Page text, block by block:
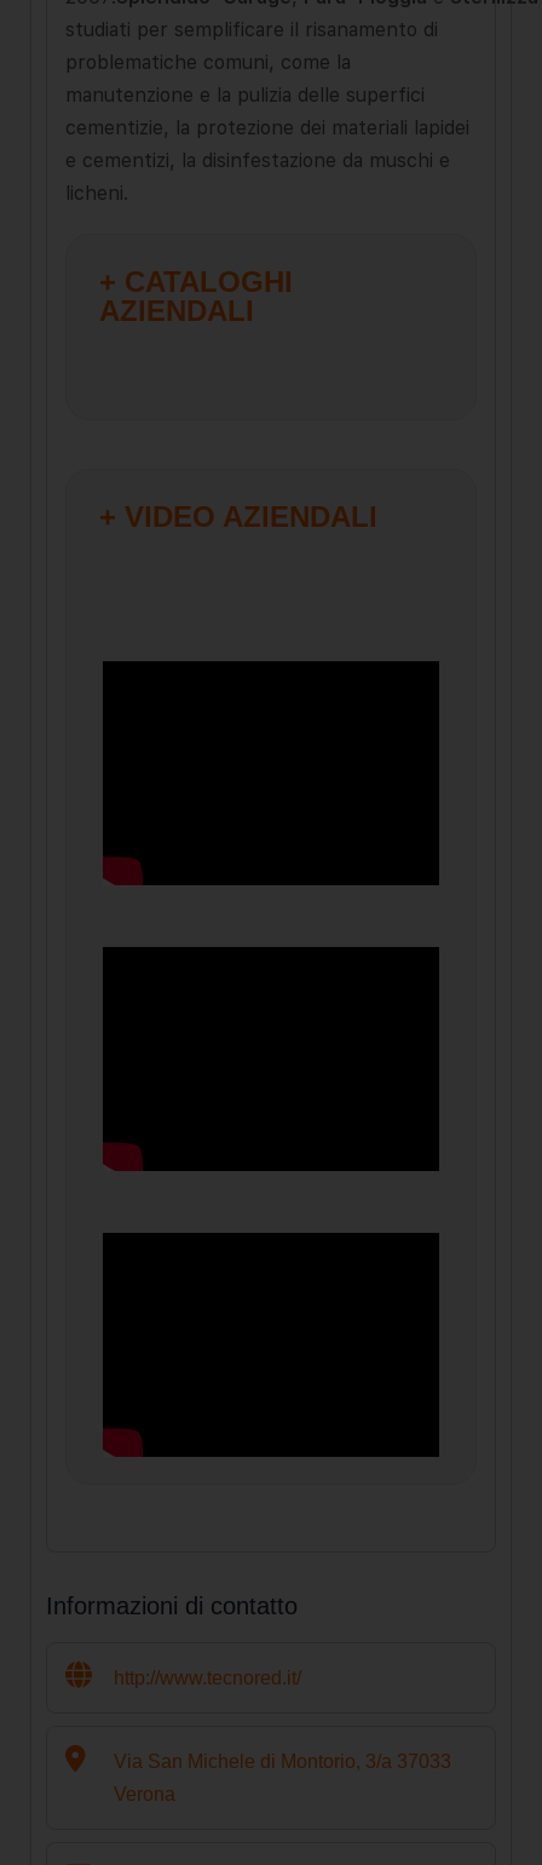
studiati per semplificare il risanamento di
problematiche comuni, come la
manutenzione e la pulizia delle superfici
cementizie, la protezione dei materiali lapidei
e cementizi, la disinfestazione da muschi e
licheni.
+ CATALOGHI
AZIENDALI
+ VIDEO AZIENDALI
Informazioni di contatto
http://www.tecnored.it/
Via San Michele di Montorio, 3/a 37033
Verona